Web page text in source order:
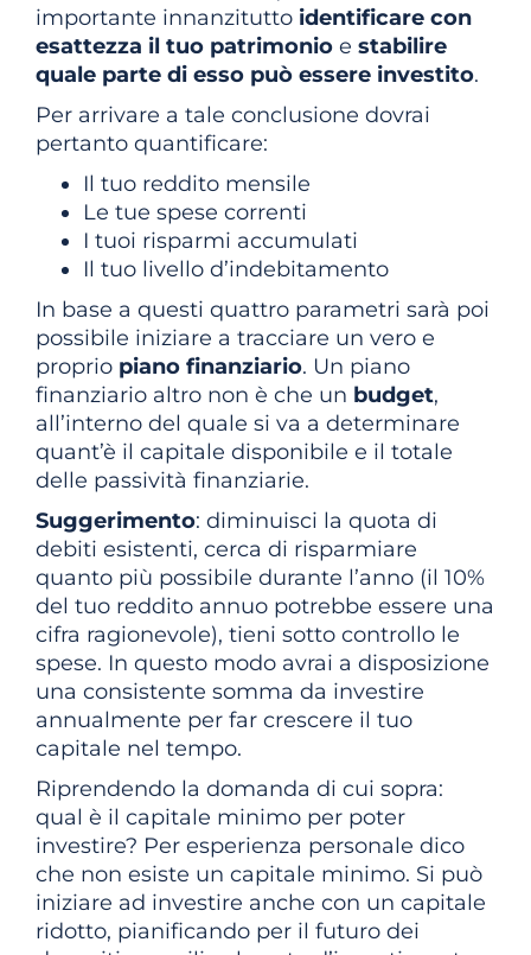
importante innanzitutto identificare con
esattezza il tuo patrimonio e stabilire
quale parte di esso può essere investito.
Per arrivare a tale conclusione dovrai
pertanto quantificare:
Il tuo reddito mensile
Le tue spese correnti
I tuoi risparmi accumulati
Il tuo livello d’indebitamento
In base a questi quattro parametri sarà poi
possibile iniziare a tracciare un vero e
proprio piano finanziario. Un piano
finanziario altro non è che un budget,
all’interno del quale si va a determinare
quant’è il capitale disponibile e il totale
delle passività finanziarie.
Suggerimento: diminuisci la quota di
debiti esistenti, cerca di risparmiare
quanto più possibile durante l’anno (il 10%
del tuo reddito annuo potrebbe essere una
cifra ragionevole), tieni sotto controllo le
spese. In questo modo avrai a disposizione
una consistente somma da investire
annualmente per far crescere il tuo
capitale nel tempo.
Riprendendo la domanda di cui sopra:
qual è il capitale minimo per poter
investire? Per esperienza personale dico
che non esiste un capitale minimo. Si può
iniziare ad investire anche con un capitale
ridotto, pianificando per il futuro dei